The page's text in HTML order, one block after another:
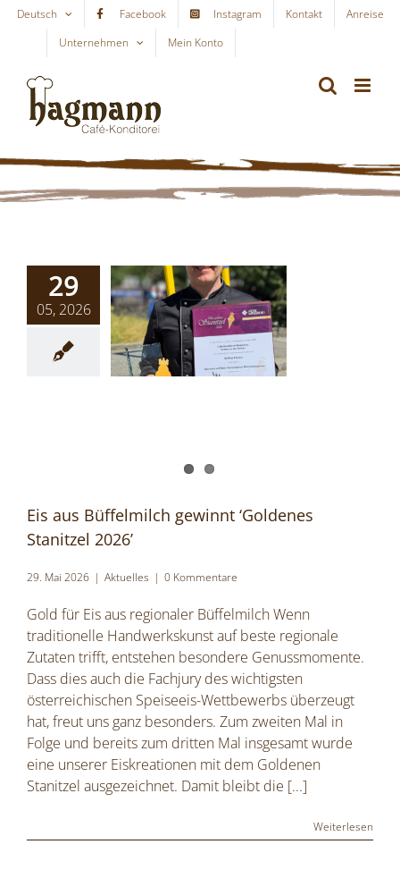
Skip
content
Deutsch Facebook Instagram Kontakt
Anreise
Unternehmen
Mein Konto
29
05, 2026
Eis aus Büffelmilch gewinnt ‘Goldenes
Stanitzel 2026’
29. Mai 2026 | Aktuelles | 0 Kommentare
Gold für Eis aus regionaler Büffelmilch Wenn
traditionelle Handwerkskunst auf beste regionale
Zutaten trifft, entstehen besondere Genussmomente.
Dass dies auch die Fachjury des wichtigsten
österreichischen Speiseeis-Wettbewerbs überzeugt
hat, freut uns ganz besonders. Zum zweiten Mal in
Folge und bereits zum dritten Mal insgesamt wurde
eine unserer Eiskreationen mit dem Goldenen
Stanitzel ausgezeichnet. Damit bleibt die [...]
Weiterlesen